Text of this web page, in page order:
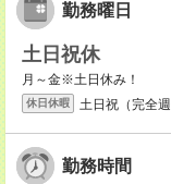
勤務曜日
土日祝休
月～金※土日休み！
休日休暇 土日祝（完全
勤務時間